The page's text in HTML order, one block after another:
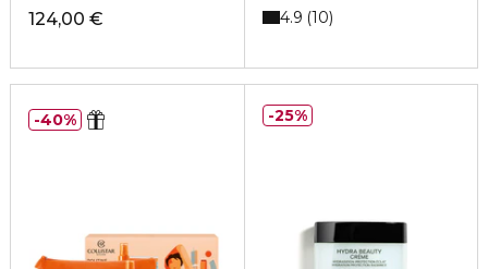
124,00 € 4.9 10
40% 25%